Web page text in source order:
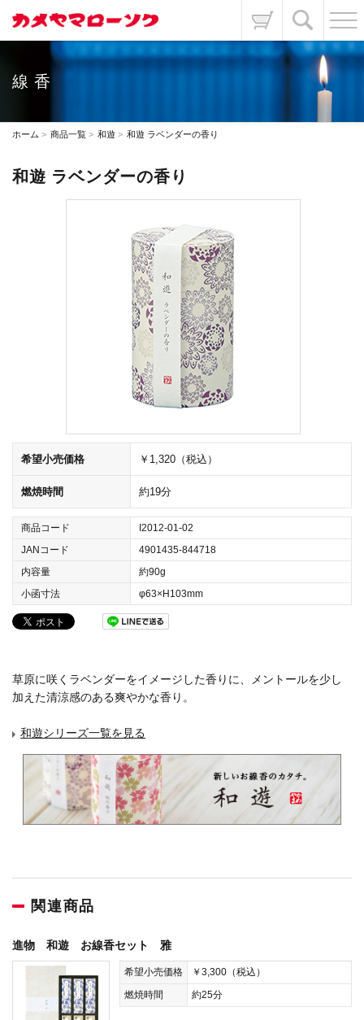
線香
ホーム 商品一覧 和遊 和遊 ラベンダーの香り
和遊 ラベンダーの香り
希望小売価格 ￥1,320（税込）
燃焼時間 約19分
商品コード
I2012-01-02
JANコード
4901435-844718
内容量
約90g
小函寸法
φ63×H103mm
草原に咲くラベンダーをイメージした香りに、メントールを少し
加えた清涼感のある爽やかな香り。
和遊シリーズ一覧を見る
関連商品
進物 和遊 お線香セット 雅
希望小売価格
￥3,300（税込）
燃焼時間
約25分